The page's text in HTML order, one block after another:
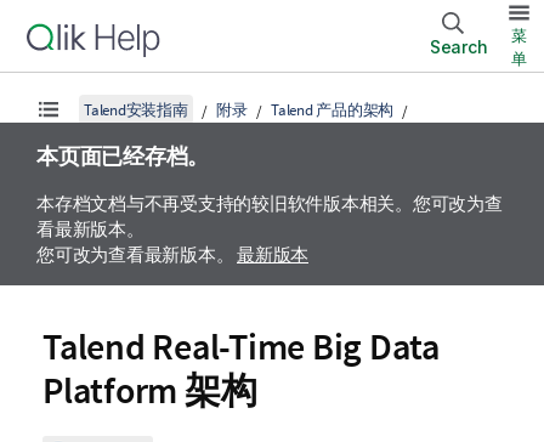
Search
菜
单
Talend安装指南 附录 Talend 产品的架构
本页面已经存档。
本存档文档与不再受支持的较旧软件版本相关。您可改为查
看最新版本。
您可改为查看最新版本。 最新版本
Talend Real-Time Big Data
Platform架构